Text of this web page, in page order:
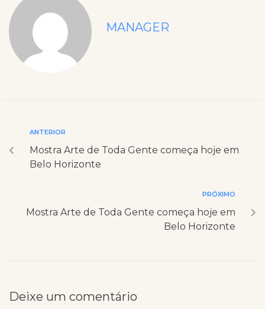
MANAGER
ANTERIOR
Mostra Arte de Toda Gente começa hoje em
Belo Horizonte
PRÓXIMO
Mostra Arte de Toda Gente começa hoje em
Belo Horizonte
Deixe um comentário